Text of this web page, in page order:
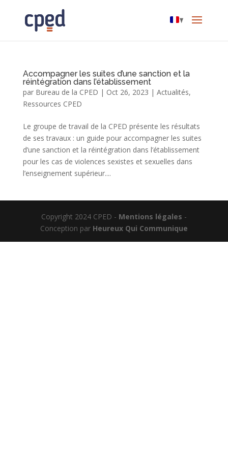
Accompagner les suites d’une sanction et la
réintégration dans l’établissement
par Bureau de la CPED | Oct 26, 2023 | Actualités,
Ressources CPED
Le groupe de travail de la CPED présente les résultats
de ses travaux : un guide pour accompagner les suites
d’une sanction et la réintégration dans l’établissement
pour les cas de violences sexistes et sexuelles dans
l’enseignement supérieur....
Copyright 2024 CPED - Mentions légales -
Conception par Heureux Qui Communique